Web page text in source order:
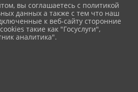
вы соглашаетесь с политикой
данных а также с тем что наш
к веб-сайту сторонние
такие как "Госуслуги",
аналитика".